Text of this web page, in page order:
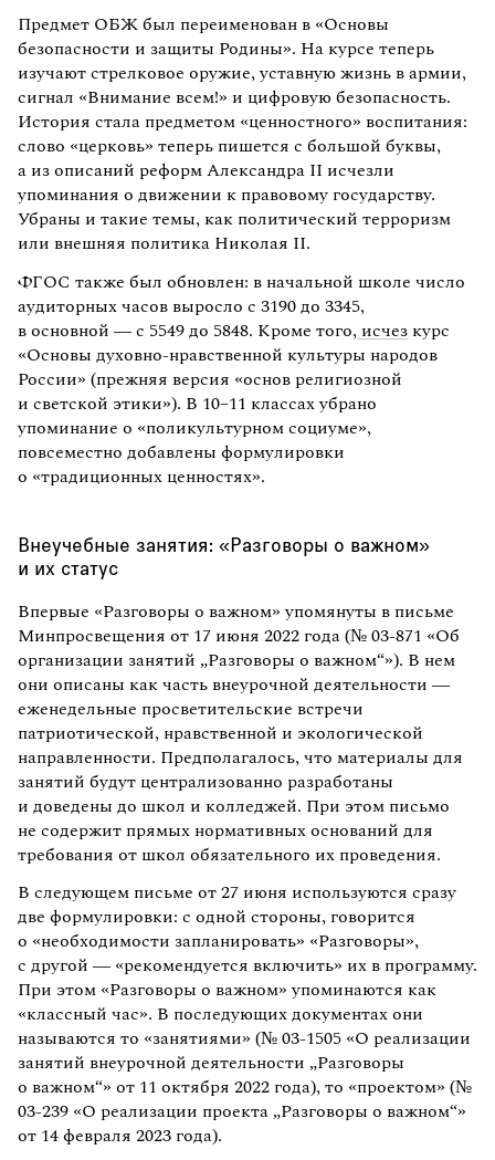
Предмет ОБЖ был переименован в «Основы
безопасности и защиты Родины». На курсе теперь
изучают стрелковое оружие, уставную жизнь в армии,
сигнал «Внимание всем!» и цифровую безопасность.
История стала предметом «ценностного» воспитания:
слово «церковь» теперь пишется с большой буквы,
а из описаний реформ Александра II исчезли
упоминания о движении к правовому государству.
Убраны и такие темы, как политический терроризм
или внешняя политика Николая II.
ФГОС также был обновлен: в начальной школе число
аудиторных часов выросло с 3190 до 3345,
в основной — с 5549 до 5848. Кроме того, исчез курс
«Основы духовно-нравственной культуры народов
России» (прежняя версия «основ религиозной
и светской этики»). В 10–11 классах убрано
упоминание о «поликультурном социуме»,
повсеместно добавлены формулировки
о «традиционных ценностях».
Внеучебные занятия: «Разговоры о важном»
и их статус
Впервые «Разговоры о важном» упомянуты в письме
Минпросвещения от 17 июня 2022 года (№ 03-871 «Об
организации занятий „Разговоры о важном“»). В нем
они описаны как часть внеурочной деятельности —
еженедельные просветительские встречи
патриотической, нравственной и экологической
направленности. Предполагалось, что материалы для
занятий будут централизованно разработаны
и доведены до школ и колледжей. При этом письмо
не содержит прямых нормативных оснований для
требования от школ обязательного их проведения.
В следующем письме от 27 июня используются сразу
две формулировки: с одной стороны, говорится
о «необходимости запланировать» «Разговоры»,
с другой — «рекомендуется включить» их в программу.
При этом «Разговоры о важном» упоминаются как
«классный час». В последующих документах они
называются то «занятиями» (№ 03-1505 «О реализации
занятий внеурочной деятельности „Разговоры
о важном“» от 11 октября 2022 года), то «проектом» (№
03-239 «О реализации проекта „Разговоры о важном“»
от 14 февраля 2023 года).